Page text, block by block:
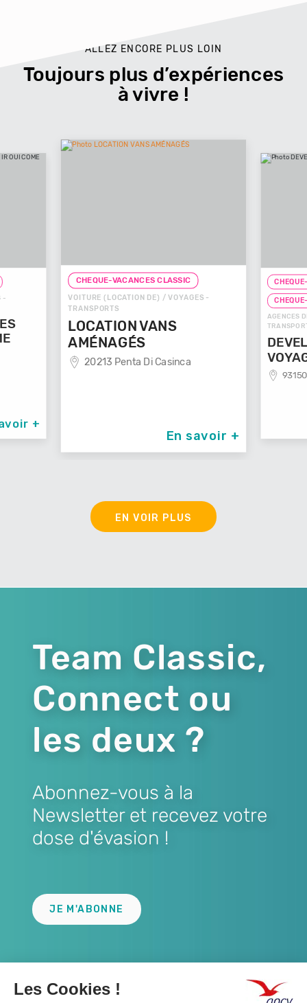
ALLEZ ENCORE PLUS LOIN
Toujours plus d’expériences
à vivre !
-
+
CHEQUE-VACANCES CLASSIC
VOITURE (LOCATION DE) / VOYAGES -
TRANSPORTS
LOCATION VANS
AMÉNAGÉS
20213 Penta Di Casinca
En savoir +
AGENCES
EN VOIR PLUS
Team Classic,
Connect ou
les deux ?
Abonnez-vous à la
Newsletter et recevez votre
dose d'évasion !
JE M'ABONNE